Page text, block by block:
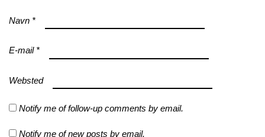
Navn *
E-mail *
Websted
Notify me of follow-up comments by email.
Notify me of new posts by email.